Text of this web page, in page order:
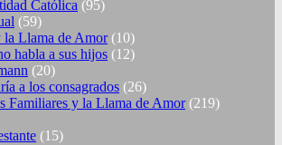
Católica (95)
(59)
Llama de Amor(10)
habla a sus hijos (12)
(20)
a los consagrados (26)
Familiares y la Llama de Amor(219)
(15)